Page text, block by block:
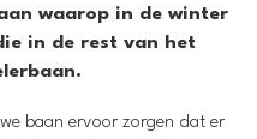
waarop in de winter
in de rest van het
baan ervoor zorgen dat er